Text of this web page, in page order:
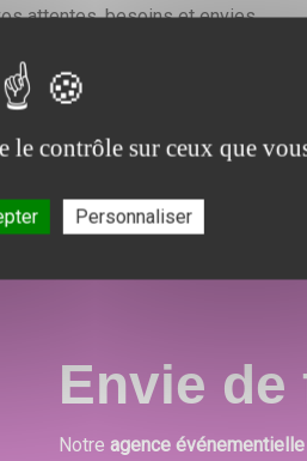
attentes, besoins et envies
Envie de
Notre agence
le contrôle sur ceux que
Personnaliser